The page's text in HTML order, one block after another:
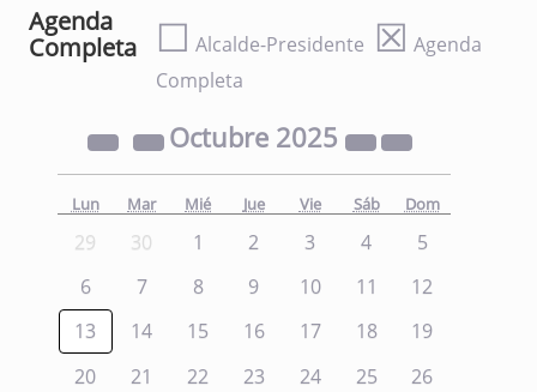
Agenda
Completa
☐ Alcalde-Presidente ☒ Agenda
Completa
Octubre 2025
Lun Mar Mié Jue Vie Sáb Dom
29 30 1 2 3 4
5
6
7 8 9 10 11
12
13
14 15 16 17 18
19
20
21 22 23 24 25
26